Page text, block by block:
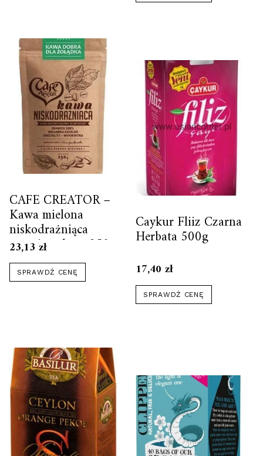
CAFE CREATOR –
Kawa mielona
niskodrażniąca
ręcznie palona 250g
23,13 zł
SPRAWDŹ CENĘ
Caykur Fliiz Czarna
Herbata 500g
17,40zł
SPRAWDŹ CENĘ